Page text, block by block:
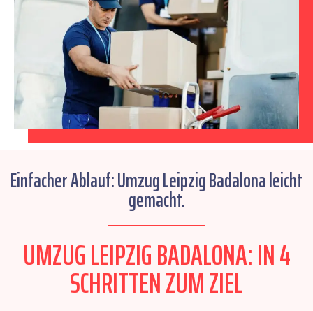
Einfacher Ablauf: Umzug Leipzig Badalona leicht
gemacht.
UMZUG LEIPZIG BADALONA: IN 4
SCHRITTEN ZUM ZIEL